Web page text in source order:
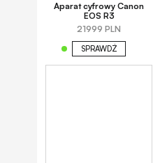
Aparat cyfrowy Canon
EOS R3
21999 PLN
SPRAWDŹ